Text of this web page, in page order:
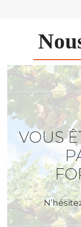
VOUS